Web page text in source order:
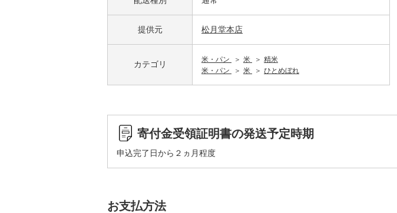
提供元 松月堂本店
カテゴリ 米・パン 米
精米
米・パン
米 ひとめぼれ
寄付金受領証明書の発送予定時期
申込完了日から２ヵ月程度
お支払方法